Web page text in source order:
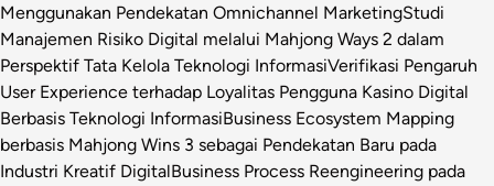
Menggunakan Pendekatan Omnichannel MarketingStudi
Manajemen Risiko Digital melalui Mahjong Ways 2 dalam
Perspektif Tata Kelola Teknologi InformasiVerifikasi Pengaruh
User Experience terhadap Loyalitas Pengguna Kasino Digital
Berbasis Teknologi InformasiBusiness Ecosystem Mapping
berbasis Mahjong Wins 3 sebagai Pendekatan Baru pada
Industri Kreatif DigitalBusiness Process Reengineering pada